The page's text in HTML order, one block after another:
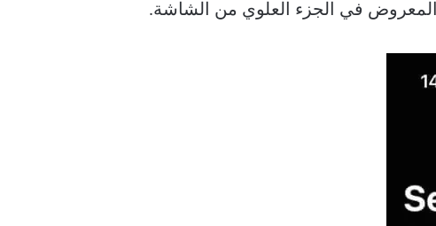
المعروض في الجزء العلوي من الشاشة.